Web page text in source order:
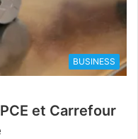
BUSINESS
et Carrefour